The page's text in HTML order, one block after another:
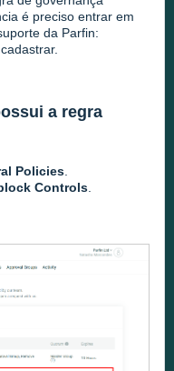
é preciso entrar em
da Parfin:
a regra
Policies
Controls